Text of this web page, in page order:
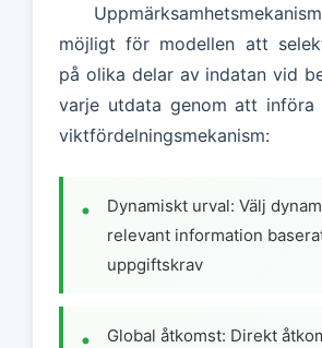
möjligt för modellen att
på olika delar av indatan vid
varje utdata genom att införa
viktfördelningsmekanism:
Dynamiskt urval: Välj
relevant information
uppgiftskrav
Global åtkomst: Direkt